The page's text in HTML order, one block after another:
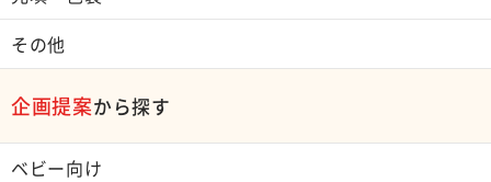
その他
企画提案から探す
ベビー向け